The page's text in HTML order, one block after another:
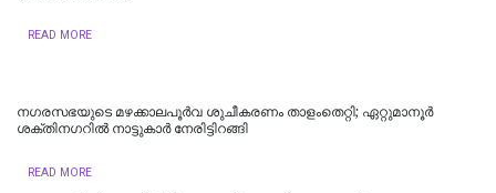
READ MORE
നഗരസഭയുടെ മഴക്കാലപൂർവ ശുചീകരണം താളംതെറ്റി; ഏറ്റുമാനൂർ
ശക്തിനഗറിൽ നാട്ടുകാർ നേരിട്ടിറങ്ങി
READ MORE